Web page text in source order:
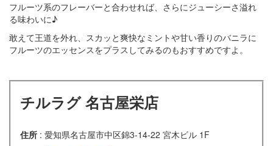
フルーツ系のフレーバーと合わせれば、さらにジューシーさ溢れ
る味わいに♪
敢えて王道を外れ、スカッと爽快なミントや甘い香りのバニラに
フルーツのエッセンスをプラスしてみるのもおすすめですよ。
チルラグ 名古屋栄店
住所 : 愛知県名古屋市中区錦3-14-22 宮木ビル 1F